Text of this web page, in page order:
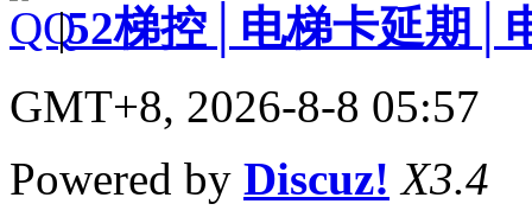
|52梯控│电梯卡延期│
GMT+8, 2026-8-8 05:57
Powered by Discuz! X3.4